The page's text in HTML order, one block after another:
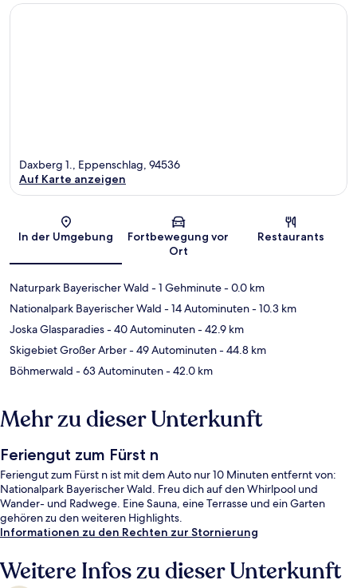
Karte
Daxberg 1., Eppenschlag, 94536
Auf Karte anzeigen
In der Umgebung
Fortbewegung vor
Ort
Restaurants
Naturpark Bayerischer Wald - 1 Gehminute- 0.0 km
Nationalpark Bayerischer Wald - 14 Autominuten- 10.3 km
Joska Glasparadies- 40 Autominuten- 42.9 km
Skigebiet Großer Arber- 49 Autominuten- 44.8 km
Böhmerwald - 63 Autominuten- 42.0 km
Mehr zu dieser Unterkunft
Feriengut zum Fürst n
Feriengut zum Fürst n ist mit dem Auto nur 10 Minuten entfernt von:
Nationalpark Bayerischer Wald. Freu dich auf den Whirlpool und
Wander- und Radwege. Eine Sauna, eine Terrasse und ein Garten
gehören zu den weiteren Highlights.
Informationen zu den Rechten zur Stornierung
Weitere Infos zu dieser Unterkunft